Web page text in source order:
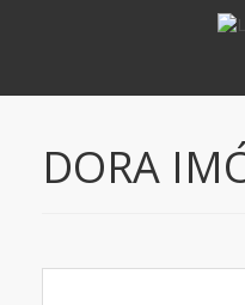
DORA